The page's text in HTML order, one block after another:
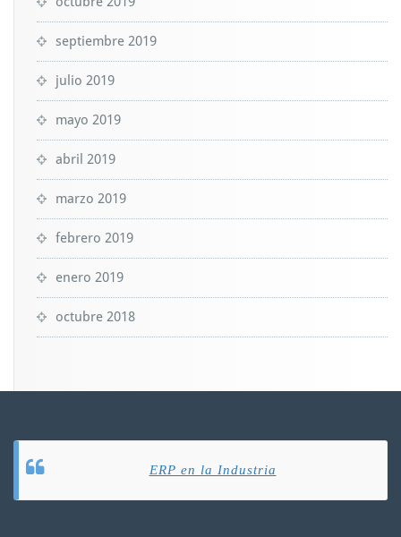
septiembre 2019
julio 2019
mayo 2019
abril 2019
marzo 2019
febrero 2019
enero 2019
octubre 2018
ERP en la Industria